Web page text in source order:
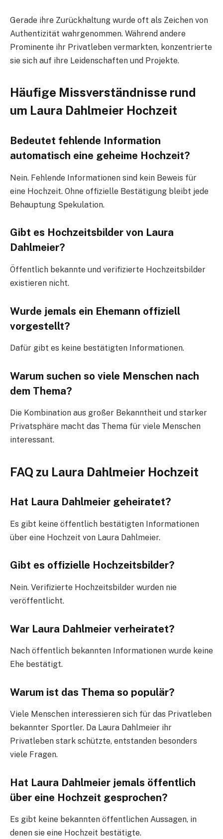
Gerade ihre Zurückhaltung wurde oft als Zeichen von
Authentizität wahrgenommen. Während andere
Prominente ihr Privatleben vermarkten, konzentrierte
sie sich auf ihre Leidenschaften und Projekte.
Häufige Missverständnisse rund
um Laura Dahlmeier Hochzeit
Bedeutet fehlende Information
automatisch eine geheime Hochzeit?
Nein. Fehlende Informationen sind kein Beweis für
eine Hochzeit. Ohne offizielle Bestätigung bleibt jede
Behauptung Spekulation.
Gibt es Hochzeitsbilder von Laura
Dahlmeier?
Öffentlich bekannte und verifizierte Hochzeitsbilder
existieren nicht.
Wurde jemals ein Ehemann offiziell
vorgestellt?
Dafür gibt es keine bestätigten Informationen.
Warum suchen so viele Menschen nach
dem Thema?
Die Kombination aus großer Bekanntheit und starker
Privatsphäre macht das Thema für viele Menschen
interessant.
FAQ zu Laura Dahlmeier Hochzeit
Hat Laura Dahlmeier geheiratet?
Es gibt keine öffentlich bestätigten Informationen
über eine Hochzeit von Laura Dahlmeier.
Gibt es offizielle Hochzeitsbilder?
Nein. Verifizierte Hochzeitsbilder wurden nie
veröffentlicht.
War Laura Dahlmeier verheiratet?
Nach öffentlich bekannten Informationen wurde keine
Ehe bestätigt.
Warum ist das Thema so populär?
Viele Menschen interessieren sich für das Privatleben
bekannter Sportler. Da Laura Dahlmeier ihr
Privatleben stark schützte, entstanden besonders
viele Fragen.
Hat Laura Dahlmeier jemals öffentlich
über eine Hochzeit gesprochen?
Es gibt keine bekannten öffentlichen Aussagen, in
denen sie eine Hochzeit bestätigte.